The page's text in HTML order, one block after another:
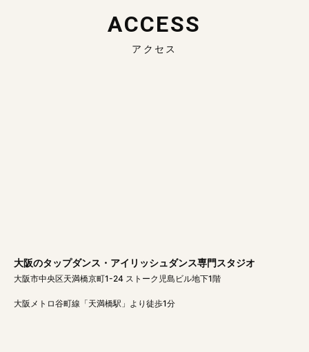
ACCESS
アクセス
大阪のタップダンス・アイリッシュダンス専門スタジオ
大阪市中央区天満橋京町1-24 ストーク児島ビル地下1階
大阪メトロ谷町線「天満橋駅」より徒歩1分